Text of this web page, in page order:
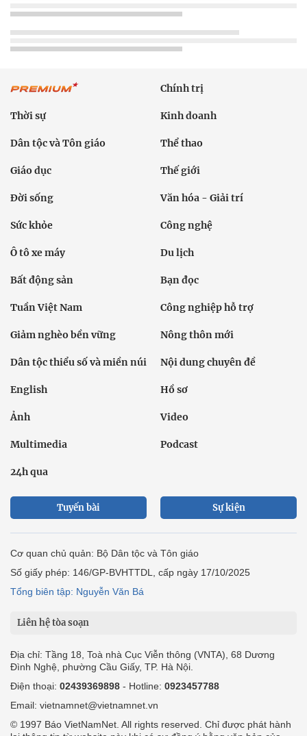
Chính trị
Thời sự Kinh doanh
Dân tộc và Tôn giáo Thể thao
Giáo dục Thế giới
Đời sống Văn hóa - Giải trí
Sức khỏe Công nghệ
Ô tô xe máy Du lịch
Bất động sản Bạn đọc
Tuần Việt Nam Công nghiệp hỗ trợ
Giảm nghèo bền vững Nông thôn mới
Dân tộc thiểu số và miền núi Nội dung chuyên đề
English Hồ sơ
Ảnh Video
Multimedia Podcast
24h qua
Tuyến bài Sự kiện
Cơ quan chủ quản: Bộ Dân tộc và Tôn giáo
Số giấy phép: 146/GP-BVHTTDL, cấp ngày 17/10/2025
Tổng biên tập: Nguyễn Văn Bá
Liên hệ tòa soạn
Địa chỉ: Tầng 18, Toà nhà Cục Viễn thông (VNTA), 68 Dương
Đình Nghệ, phường Cầu Giấy, TP. Hà Nội.
Điện thoại: 02439369898 - Hotline: 0923457788
Email: vietnamnet@vietnamnet.vn
© 1997 Báo VietNamNet. All rights reserved. Chỉ được phát hành